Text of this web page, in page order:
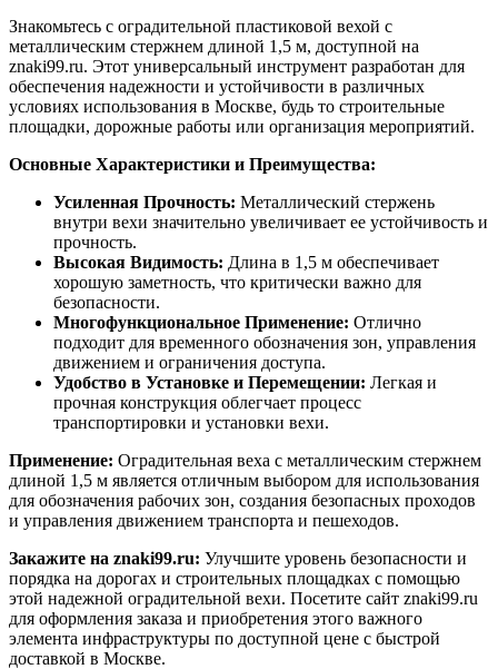
Знакомьтесь с оградительной пластиковой вехой с
металлическим стержнем длиной 1,5 м, доступной на
znaki99.ru. Этот универсальный инструмент разработан для
обеспечения надежности и устойчивости в различных
условиях использования в Москве, будь то строительные
площадки, дорожные работы или организация мероприятий.
Основные Характеристики и Преимущества:
Усиленная Прочность: Металлический стержень
внутри вехи значительно увеличивает ее устойчивость и
прочность.
Высокая Видимость: Длина в 1,5 м обеспечивает
хорошую заметность, что критически важно для
безопасности.
Многофункциональное Применение: Отлично
подходит для временного обозначения зон, управления
движением и ограничения доступа.
Удобство в Установке и Перемещении: Легкая и
прочная конструкция облегчает процесс
транспортировки и установки вехи.
Применение: Оградительная веха с металлическим стержнем
длиной 1,5 м является отличным выбором для использования
для обозначения рабочих зон, создания безопасных проходов
и управления движением транспорта и пешеходов.
Закажите на znaki99.ru: Улучшите уровень безопасности и
порядка на дорогах и строительных площадках с помощью
этой надежной оградительной вехи. Посетите сайт znaki99.ru
для оформления заказа и приобретения этого важного
элемента инфраструктуры по доступной цене с быстрой
доставкой в Москве.